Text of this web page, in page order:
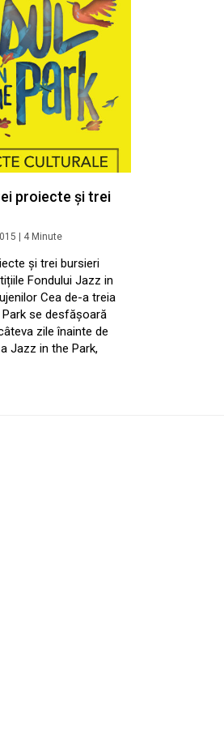
proiecte și trei
4 Minute
și trei bursieri
Fondului Jazz in
Cea de-a treia
se desfășoară
zile înainte de
Jazz in the Park,